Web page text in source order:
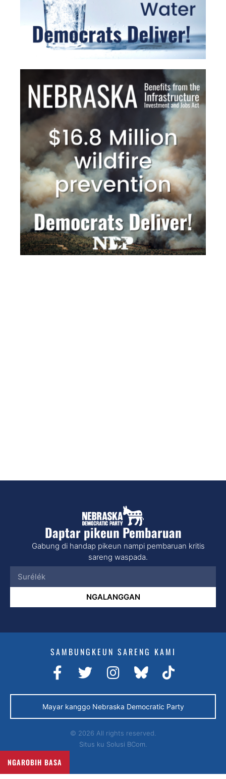
Daptar pikeun Pembaruan
Gabung di handap pikeun nampi pembaruan kritis
sareng waspada.
NGALANGGAN
SAMBUNGKEUN SARENG KAMI
Mayar kanggo Nebraska Democratic Party
© 2026 All rights reserved.
Situs ku Solusi BCom.
NGAROBIH BASA